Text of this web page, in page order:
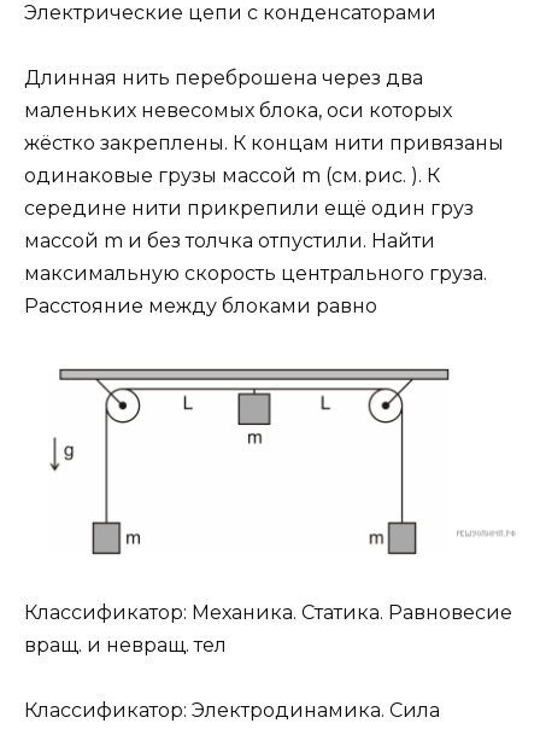
Электрические цепи с конденсаторами
Длинная нить переброшена через два
маленьких невесомых блока, оси которых
жёстко закреплены. К концам нити привязаны
одинаковые грузы массой m (см. рис. ). К
середине нити прикрепили ещё один груз
массой m и без толчка отпустили. Найти
максимальную скорость центрального груза.
Расстояние между блоками равно
Классификатор: Механика. Статика. Равновесие
вращ. и невращ. тел
Классификатор: Электродинамика. Сила